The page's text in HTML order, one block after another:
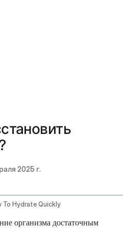
2025 г.
To Hydrate Quickly
организма достаточным